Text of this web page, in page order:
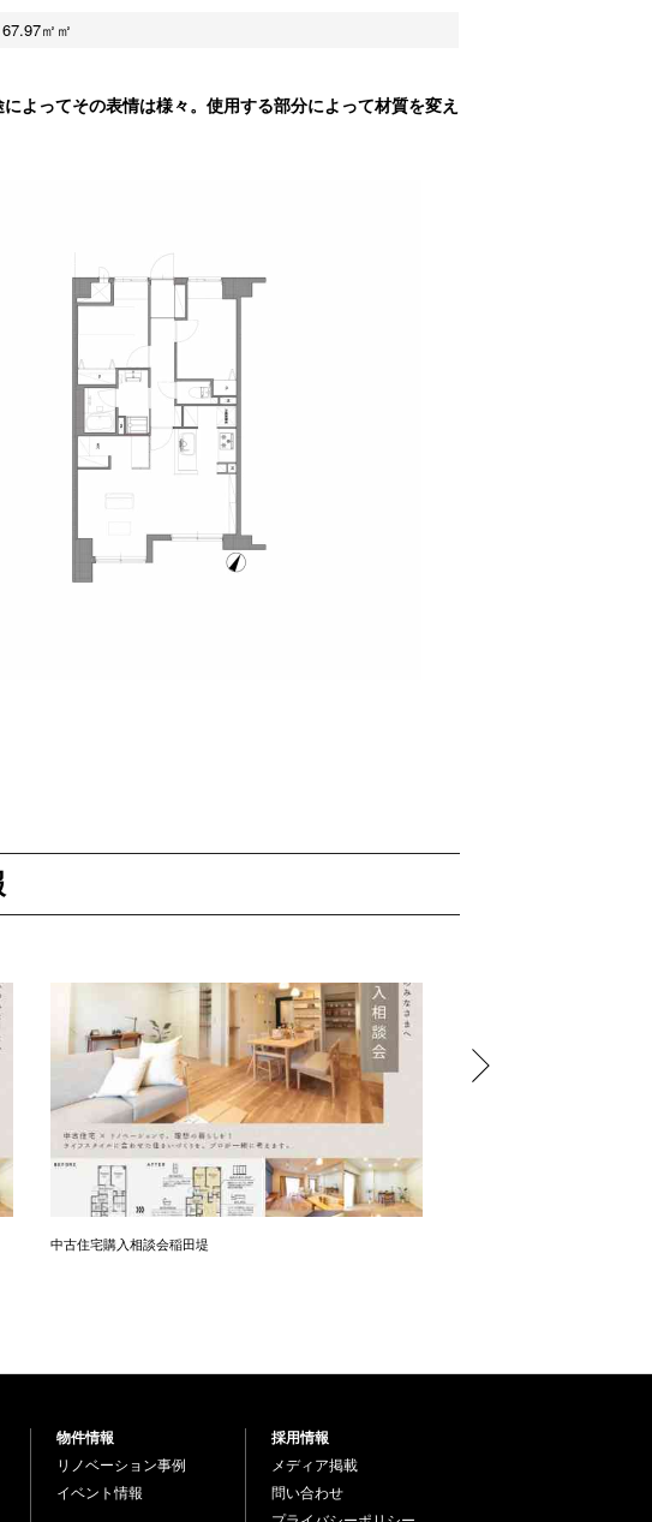
67.97㎡㎡
よってその表情は様々。使用する部分によって材質を変え
中古住宅購入相談会稲田堤
物件情報
リノベーション事例
イベント情報
採用情報
メディア掲載
問い合わせ